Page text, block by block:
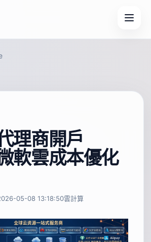
理商開戶
軟雲成本優化
05-08 13:18:50雲計算